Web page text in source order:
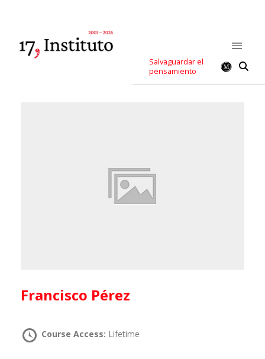
Salvaguardar el
pensamiento
Francisco Pérez
Course Access: Lifetime